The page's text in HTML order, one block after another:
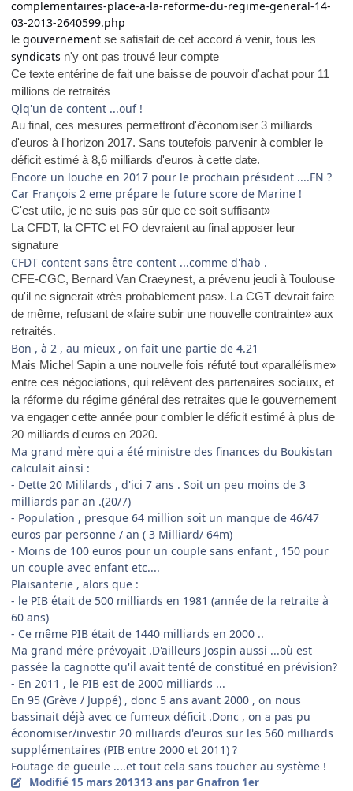
complementaires-place-a-la-reforme-du-regime-general-14-
03-2013-2640599.php
le gouvernement se satisfait de cet accord à venir, tous les
syndicats n'y ont pas trouvé leur compte
Ce texte entérine de fait une baisse de pouvoir d'achat pour 11
millions de retraités
Qlq'un de content ...ouf !
Au final, ces mesures permettront d'économiser 3 milliards
d'euros à l'horizon 2017. Sans toutefois parvenir à combler le
déficit estimé à 8,6 milliards d'euros à cette date.
Encore un louche en 2017 pour le prochain président ....FN ?
Car François 2 eme prépare le future score de Marine !
C'est utile, je ne suis pas sûr que ce soit suffisant»
La CFDT, la CFTC et FO devraient au final apposer leur
signature
CFDT content sans être content ...comme d'hab .
CFE-CGC, Bernard Van Craeynest, a prévenu jeudi à Toulouse
qu'il ne signerait «très probablement pas». La CGT devrait faire
de même, refusant de «faire subir une nouvelle contrainte» aux
retraités.
Bon , à 2 , au mieux , on fait une partie de 4.21
Mais Michel Sapin a une nouvelle fois réfuté tout «parallélisme»
entre ces négociations, qui relèvent des partenaires sociaux, et
la réforme du régime général des retraites que le gouvernement
va engager cette année pour combler le déficit estimé à plus de
20 milliards d'euros en 2020.
Ma grand mère qui a été ministre des finances du Boukistan
calculait ainsi :
- Dette 20 Mililards , d'ici 7 ans . Soit un peu moins de 3
milliards par an .(20/7)
- Population , presque 64 million soit un manque de 46/47
euros par personne / an ( 3 Milliard/ 64m)
- Moins de 100 euros pour un couple sans enfant , 150 pour
un couple avec enfant etc....
Plaisanterie , alors que :
- le PIB était de 500 milliards en 1981 (année de la retraite à
60 ans)
- Ce même PIB était de 1440 milliards en 2000 ..
Ma grand mére prévoyait .D'ailleurs Jospin aussi ...où est
passée la cagnotte qu'il avait tenté de constitué en prévision?
- En 2011 , le PIB est de 2000 milliards ...
En 95 (Grève / Juppé) , donc 5 ans avant 2000 , on nous
bassinait déjà avec ce fumeux déficit .Donc , on a pas pu
économiser/investir 20 milliards d'euros sur les 560 milliards
supplémentaires (PIB entre 2000 et 2011) ?
Foutage de gueule ....et tout cela sans toucher au système !
Modifié 15 mars 201313 ans par Gnafron 1er